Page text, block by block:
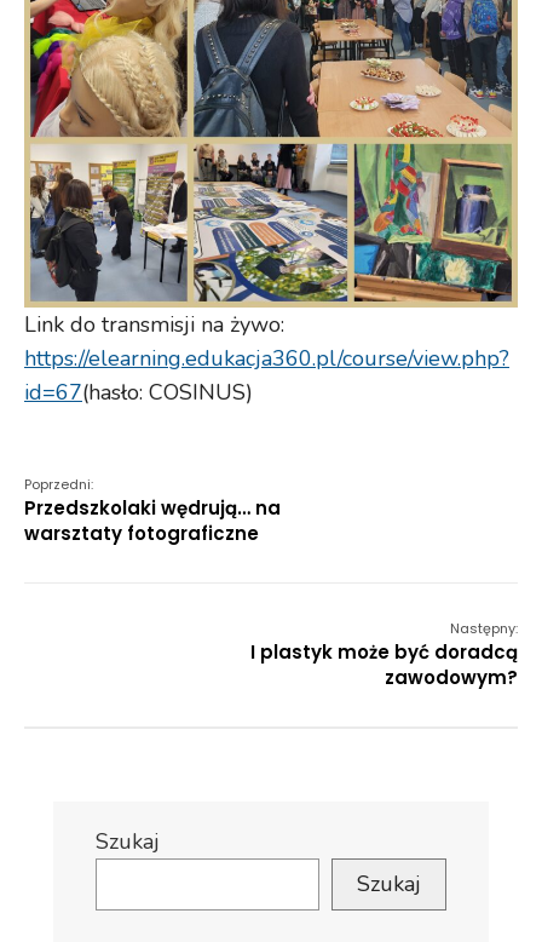
Link do transmisji na żywo:
https://elearning.edukacja360.pl/course/view.php?
id=67(hasło: COSINUS)
Poprzedni:
Przedszkolaki wędrują… na
warsztaty fotograficzne
Następny:
I plastyk może być doradcą
zawodowym?
Szukaj
Szukaj